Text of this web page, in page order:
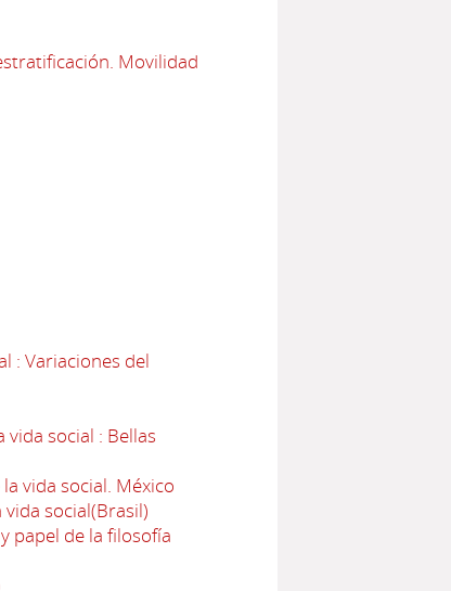
Movilidad
: Variaciones del
social : Bellas
vida social. México
social(Brasil)
papel de la filosofía